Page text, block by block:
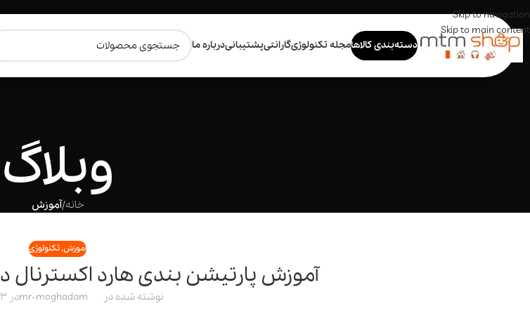
Skip to navigation
Skip to main content
دسته‌بندی کالاهامجله تکنولوژیگارانتیپشتیبانیدرباره ما
وبلاگ
خانه/آموزش
آموزش,تکنولوژی
آموزش پارتیشن بندی هارد
نوشته شده در mr-moghadamدر 1403-11-13